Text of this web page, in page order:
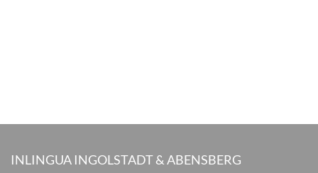
INLINGUA INGOLSTADT & ABENSBERG